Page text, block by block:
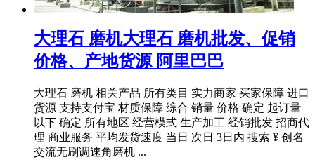
大理石 磨机大理石 磨机批发、促销
价格、产地货源 阿里巴巴
大理石 磨机 相关产品 所有类目 实力商家 买家保障 进口
货源 支持支付宝 材质保障 综合 销量 价格 确定 起订量
以下 确定 所有地区 经营模式 生产加工 经销批发 招商代
理 商业服务 平均发货速度 当日 次日 3日内 搜索 ¥ 创名
交流无刷调速角磨机 ...